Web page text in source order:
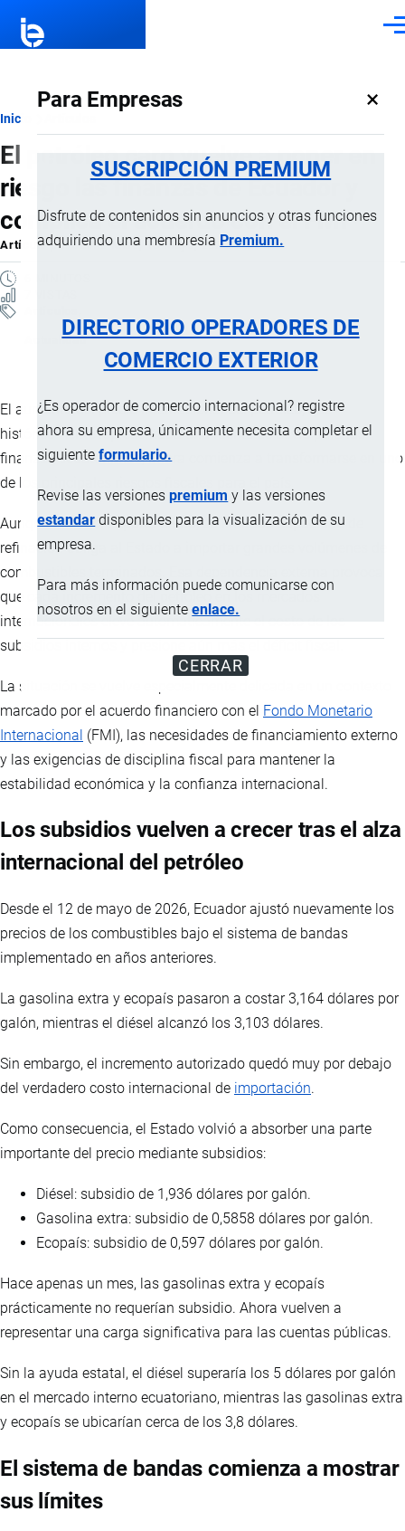
Para Empresas ×
SUSCRIPCIÓN PREMIUM
Disfrute de contenidos sin anuncios y otras funciones
adquiriendo una membresía Premium.
DIRECTORIO OPERADORES DE
COMERCIO EXTERIOR
¿Es operador de comercio internacional? registre
ahora su empresa, únicamente necesita completar el
siguienteformulario.
Revise las versionespremium y las versiones
estandar disponibles para la visualización de su
empresa.
Para más información puede comunicarse con
nosotros en el siguienteenlace.
CERRAR
Ruta
de
navegación
Inicio
El petróleo caro vuelve a poner en
riesgo las finanzas de Ecuador y
complica el acuerdo con el FMI
ArtículoporJaime Mise, 18 Mayo, 2026
Actualidad
El aumento del precio internacional del petróleo, que
históricamente representaba una fuente de alivio para las
finanzas ecuatorianas, ahora comienza a transformarse en uno
de los principales riesgos fiscales para el país.
Aunque Ecuador exporta crudo, su limitada capacidad de
refinación obliga al Estado a importar grandes volúmenes de
combustibles terminados. Esa dependencia externa provoca
que cada incremento del petróleo en los mercados
internacionales eleve automáticamente el costo de los
subsidios internos y presione aún más el déficit fiscal.
La situación se vuelve especialmente delicada en un contexto
marcado por el acuerdo financiero con el Fondo Monetario
Internacional (FMI), las necesidades de financiamiento externo
y las exigencias de disciplina fiscal para mantener la
estabilidad económica y la confianza internacional.
Los subsidios vuelven a crecer tras el alza
internacional del petróleo
Desde el 12 de mayo de 2026, Ecuador ajustó nuevamente los
precios de los combustibles bajo el sistema de bandas
implementado en años anteriores.
La gasolina extra y ecopaís pasaron a costar 3,164 dólares por
galón, mientras el diésel alcanzó los 3,103 dólares.
Sin embargo, el incremento autorizado quedó muy por debajo
del verdadero costo internacional de importación.
Como consecuencia, el Estado volvió a absorber una parte
importante del precio mediante subsidios:
Diésel: subsidio de 1,936 dólares por galón.
Gasolina extra: subsidio de 0,5858 dólares por galón.
Ecopaís: subsidio de 0,597 dólares por galón.
Hace apenas un mes, las gasolinas extra y ecopaís
prácticamente no requerían subsidio. Ahora vuelven a
representar una carga significativa para las cuentas públicas.
Sin la ayuda estatal, el diésel superaría los 5 dólares por galón
en el mercado interno ecuatoriano, mientras las gasolinas extra
y ecopaís se ubicarían cerca de los 3,8 dólares.
El sistema de bandas comienza a mostrar
sus límites